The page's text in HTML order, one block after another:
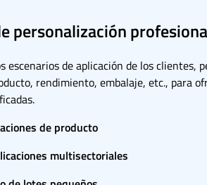
personalización
escenarios de aplicación de los clientes,
rendimiento, embalaje, etc., para
de producto
multisectoriales